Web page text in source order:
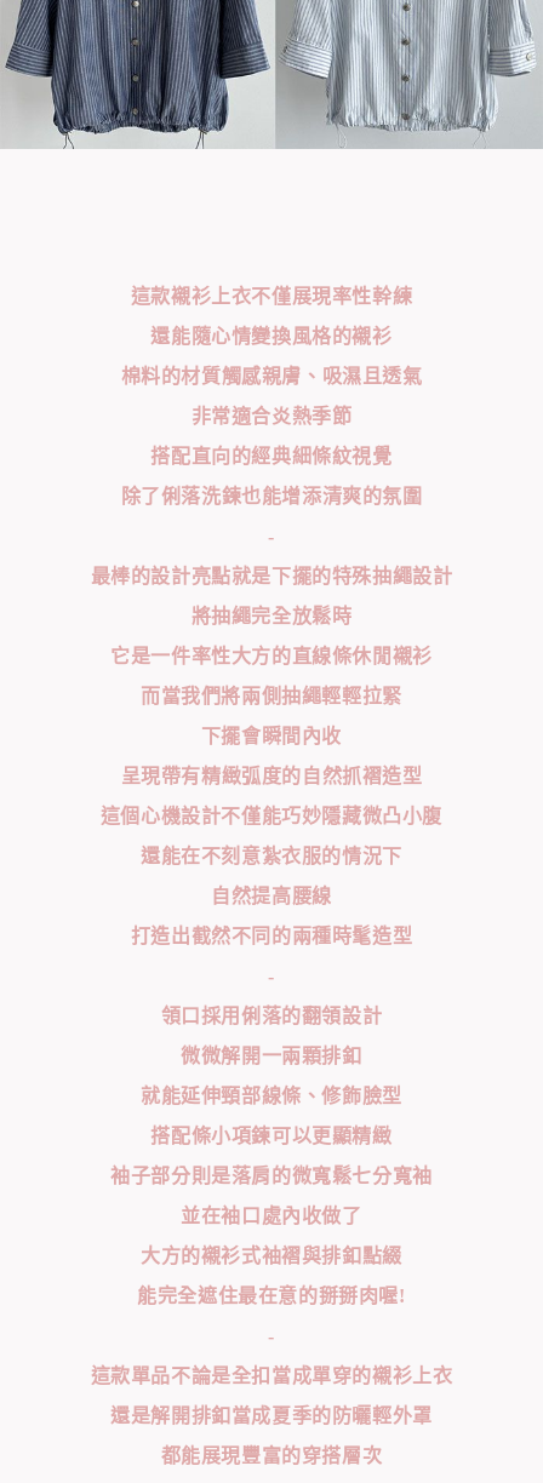
這款襯衫上衣不僅展現率性幹練
還能隨心情變換風格的襯衫
棉料的材質觸感親膚、吸濕且透氣
非常適合炎熱季節
搭配直向的經典細條紋視覺
除了俐落洗鍊也能增添清爽的氛圍
-
最棒的設計亮點就是下擺的特殊抽繩設計
將抽繩完全放鬆時
它是一件率性大方的直線條休閒襯衫
而當我們將兩側抽繩輕輕拉緊
下擺會瞬間內收
呈現帶有精緻弧度的自然抓褶造型
這個心機設計不僅能巧妙隱藏微凸小腹
還能在不刻意紮衣服的情況下
自然提高腰線
打造出截然不同的兩種時髦造型
-
領口採用俐落的翻領設計
微微解開一兩顆排釦
就能延伸頸部線條、修飾臉型
搭配條小項鍊可以更顯精緻
袖子部分則是落肩的微寬鬆七分寬袖
並在袖口處內收做了
大方的襯衫式袖褶與排釦點綴
能完全遮住最在意的掰掰肉喔!
-
這款單品不論是全扣當成單穿的襯衫上衣
還是解開排釦當成夏季的防曬輕外罩
都能展現豐富的穿搭層次